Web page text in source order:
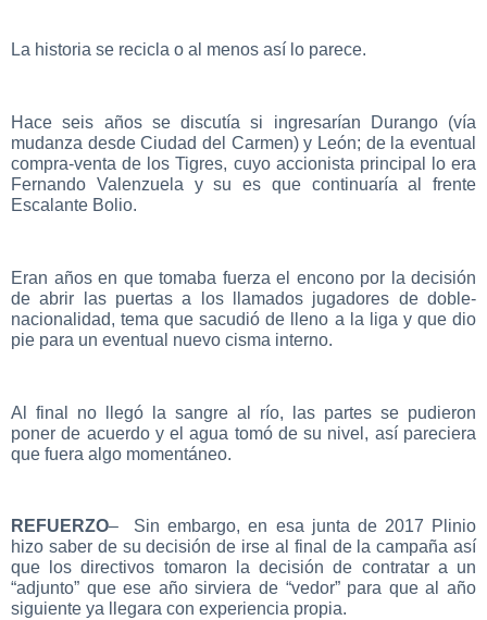
La historia se recicla o al menos así lo parece.
Hace seis años se discutía si ingresarían Durango (vía
mudanza desde Ciudad del Carmen) y León; de la eventual
compra-venta de los Tigres, cuyo accionista principal lo era
Fernando Valenzuela y su es que continuaría al frente
Escalante Bolio.
Eran años en que tomaba fuerza el encono por la decisión
de abrir las puertas a los llamados jugadores de doble-
nacionalidad, tema que sacudió de lleno a la liga y que dio
pie para un eventual nuevo cisma interno.
Al final no llegó la sangre al río, las partes se pudieron
poner de acuerdo y el agua tomó de su nivel, así pareciera
que fuera algo momentáneo.
REFUERZO– Sin embargo, en esa junta de 2017 Plinio
hizo saber de su decisión de irse al final de la campaña así
que los directivos tomaron la decisión de contratar a un
“adjunto” que ese año sirviera de “vedor” para que al año
siguiente ya llegara con experiencia propia.